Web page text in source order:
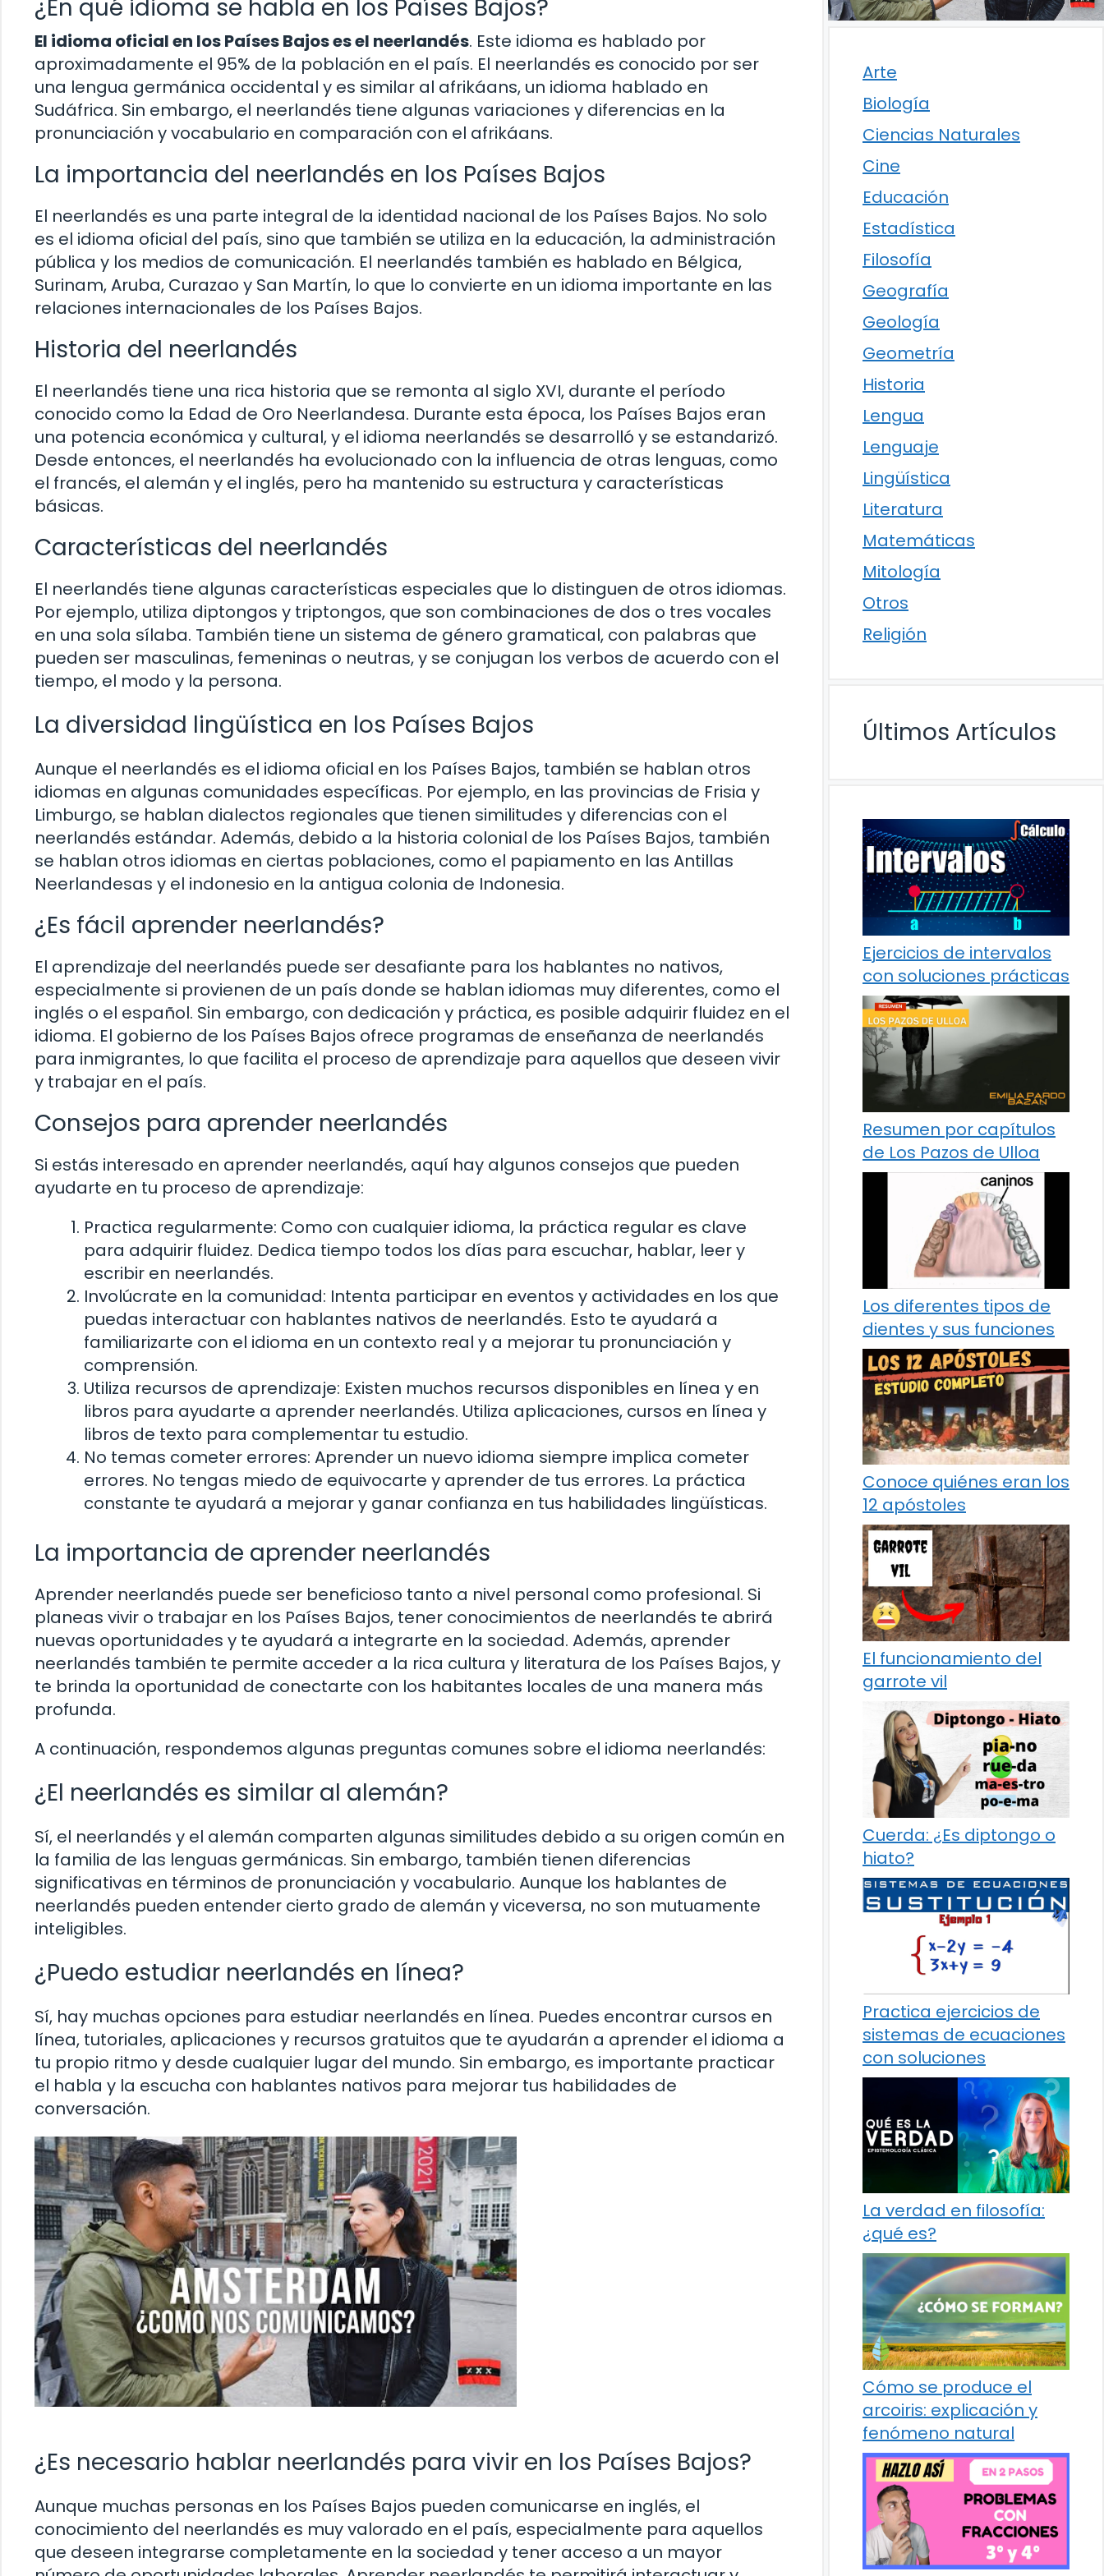
¿En qué idioma se habla en los Países Bajos?
El idioma oficial en los Países Bajos es el neerlandés. Este idioma es hablado por
aproximadamente el 95% de la población en el país. El neerlandés es conocido por ser
una lengua germánica occidental y es similar al afrikáans, un idioma hablado en
Sudáfrica. Sin embargo, el neerlandés tiene algunas variaciones y diferencias en la
pronunciación y vocabulario en comparación con el afrikáans.
La importancia del neerlandés en los Países Bajos
El neerlandés es una parte integral de la identidad nacional de los Países Bajos. No solo
es el idioma oficial del país, sino que también se utiliza en la educación, la administración
pública y los medios de comunicación. El neerlandés también es hablado en Bélgica,
Surinam, Aruba, Curazao y San Martín, lo que lo convierte en un idioma importante en las
relaciones internacionales de los Países Bajos.
Historia del neerlandés
El neerlandés tiene una rica historia que se remonta al siglo XVI, durante el período
conocido como la Edad de Oro Neerlandesa. Durante esta época, los Países Bajos eran
una potencia económica y cultural, y el idioma neerlandés se desarrolló y se estandarizó.
Desde entonces, el neerlandés ha evolucionado con la influencia de otras lenguas, como
el francés, el alemán y el inglés, pero ha mantenido su estructura y características
básicas.
Características del neerlandés
El neerlandés tiene algunas características especiales que lo distinguen de otros idiomas.
Por ejemplo, utiliza diptongos y triptongos, que son combinaciones de dos o tres vocales
en una sola sílaba. También tiene un sistema de género gramatical, con palabras que
pueden ser masculinas, femeninas o neutras, y se conjugan los verbos de acuerdo con el
tiempo, el modo y la persona.
La diversidad lingüística en los Países Bajos
Aunque el neerlandés es el idioma oficial en los Países Bajos, también se hablan otros
idiomas en algunas comunidades específicas. Por ejemplo, en las provincias de Frisia y
Limburgo, se hablan dialectos regionales que tienen similitudes y diferencias con el
neerlandés estándar. Además, debido a la historia colonial de los Países Bajos, también
se hablan otros idiomas en ciertas poblaciones, como el papiamento en las Antillas
Neerlandesas y el indonesio en la antigua colonia de Indonesia.
¿Es fácil aprender neerlandés?
El aprendizaje del neerlandés puede ser desafiante para los hablantes no nativos,
especialmente si provienen de un país donde se hablan idiomas muy diferentes, como el
inglés o el español. Sin embargo, con dedicación y práctica, es posible adquirir fluidez en el
idioma. El gobierno de los Países Bajos ofrece programas de enseñanza de neerlandés
para inmigrantes, lo que facilita el proceso de aprendizaje para aquellos que deseen vivir
y trabajar en el país.
Consejos para aprender neerlandés
Si estás interesado en aprender neerlandés, aquí hay algunos consejos que pueden
ayudarte en tu proceso de aprendizaje:
Practica regularmente: Como con cualquier idioma, la práctica regular es clave
para adquirir fluidez. Dedica tiempo todos los días para escuchar, hablar, leer y
escribir en neerlandés.
Involúcrate en la comunidad: Intenta participar en eventos y actividades en los que
puedas interactuar con hablantes nativos de neerlandés. Esto te ayudará a
familiarizarte con el idioma en un contexto real y a mejorar tu pronunciación y
comprensión.
Utiliza recursos de aprendizaje: Existen muchos recursos disponibles en línea y en
libros para ayudarte a aprender neerlandés. Utiliza aplicaciones, cursos en línea y
libros de texto para complementar tu estudio.
No temas cometer errores: Aprender un nuevo idioma siempre implica cometer
errores. No tengas miedo de equivocarte y aprender de tus errores. La práctica
constante te ayudará a mejorar y ganar confianza en tus habilidades lingüísticas.
La importancia de aprender neerlandés
Aprender neerlandés puede ser beneficioso tanto a nivel personal como profesional. Si
planeas vivir o trabajar en los Países Bajos, tener conocimientos de neerlandés te abrirá
nuevas oportunidades y te ayudará a integrarte en la sociedad. Además, aprender
neerlandés también te permite acceder a la rica cultura y literatura de los Países Bajos, y
te brinda la oportunidad de conectarte con los habitantes locales de una manera más
profunda.
A continuación, respondemos algunas preguntas comunes sobre el idioma neerlandés:
¿El neerlandés es similar al alemán?
Sí, el neerlandés y el alemán comparten algunas similitudes debido a su origen común en
la familia de las lenguas germánicas. Sin embargo, también tienen diferencias
significativas en términos de pronunciación y vocabulario. Aunque los hablantes de
neerlandés pueden entender cierto grado de alemán y viceversa, no son mutuamente
inteligibles.
¿Puedo estudiar neerlandés en línea?
Sí, hay muchas opciones para estudiar neerlandés en línea. Puedes encontrar cursos en
línea, tutoriales, aplicaciones y recursos gratuitos que te ayudarán a aprender el idioma a
tu propio ritmo y desde cualquier lugar del mundo. Sin embargo, es importante practicar
el habla y la escucha con hablantes nativos para mejorar tus habilidades de
conversación.
¿Es necesario hablar neerlandés para vivir en los Países Bajos?
Aunque muchas personas en los Países Bajos pueden comunicarse en inglés, el
conocimiento del neerlandés es muy valorado en el país, especialmente para aquellos
que deseen integrarse completamente en la sociedad y tener acceso a un mayor
Arte
Biología
Ciencias Naturales
Cine
Educación
Estadística
Filosofía
Geografía
Geología
Geometría
Historia
Lengua
Lenguaje
Lingüística
Literatura
Matemáticas
Mitología
Otros
Religión
Últimos Artículos
Ejercicios de intervalos
con soluciones prácticas
Resumen por capítulos
de Los Pazos de Ulloa
Los diferentes tipos de
dientes y sus funciones
Conoce quiénes eran los
12 apóstoles
El funcionamiento del
garrote vil
Cuerda: ¿Es diptongo o
hiato?
Practica ejercicios de
sistemas de ecuaciones
con soluciones
La verdad en filosofía:
¿qué es?
Cómo se produce el
arcoiris: explicación y
fenómeno natural